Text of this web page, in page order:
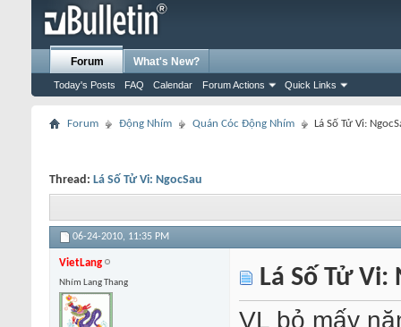
Forum
Today's Posts FAQ Calendar Forum Actions Quick Links
What's New?
Forum Động Nhím Quán Cóc Động Nhím Lá Số Tử Vi:
Thread: Lá Số Tử Vi: NgocSau
06-24-2010, 11:35 PM
VietLang
Nhím Lang Thang Lá Số Tử Vi:
VL bỏ mấy